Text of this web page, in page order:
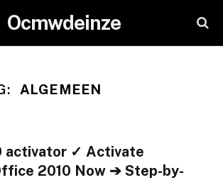
Ocmwdeinze
ALGEMEEN
activator ✓ Activate
2010 Now ➔ Step-by-